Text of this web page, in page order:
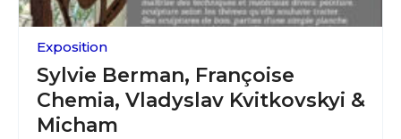
Exposition
Sylvie Berman, Françoise
Chemia, Vladyslav Kvitkovskyi &
Micham